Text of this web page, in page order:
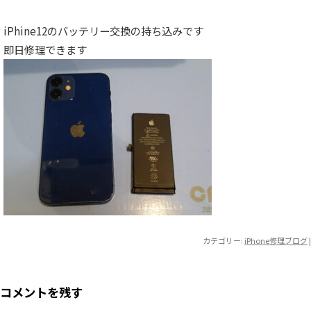
iPhine12のバッテリー交換の持ち込みです
即日修理できます
カテゴリー: iPhone修理ブログ|
コメントを残す